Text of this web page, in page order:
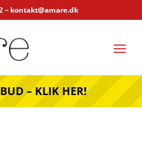
– kontakt@amare.dk
– KLIK HER!